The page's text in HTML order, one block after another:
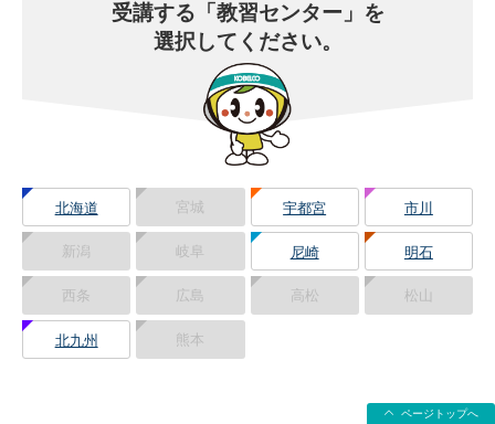
受講する 「教習センター」を
選択してください。
北海道 宮城 宇都宮 市川
新潟 岐阜 尼崎 明石
西条 広島 高松 松山
北九州 熊本
ページトップへ